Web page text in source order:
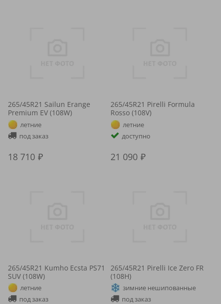
265/45R21 Sailun Erange
Premium EV (108W)
летние
под заказ
18 710
265/45R21 Pirelli Formula
Rosso (108V)
летние
доступно
21 090
265/45R21 Kumho Ecsta PS71
SUV (108W)
летние
под заказ
265/45R21 Pirelli Ice Zero FR
(108H)
зимние нешипованные
под заказ